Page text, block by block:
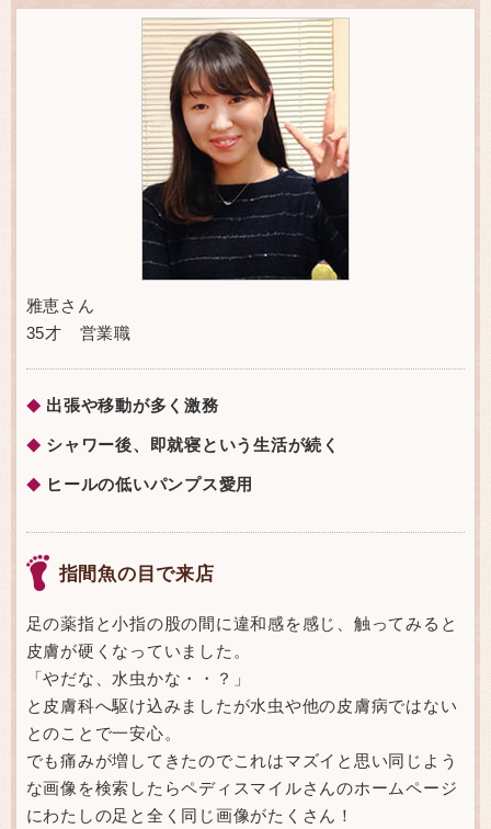
雅恵さん
35才 営業職
◆ 出張や移動が多く激務
◆ シャワー後、即就寝という生活が続く
◆ ヒールの低いパンプス愛用
指間魚の目で来店
足の薬指と小指の股の間に違和感を感じ、触ってみると
皮膚が硬くなっていました。
「やだな、水虫かな・・？」
と皮膚科へ駆け込みましたが水虫や他の皮膚病ではない
とのことで一安心。
でも痛みが増してきたのでこれはマズイと思い同じよう
な画像を検索したらペディスマイルさんのホームページ
にわたしの足と全く同じ画像がたくさん！